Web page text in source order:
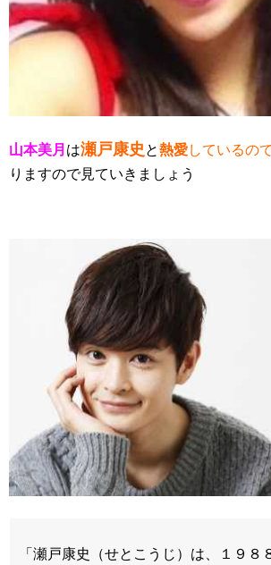
山本美月 は瀬戸康史 と熱愛しているの
りますので見ていきましょう
「瀬戸康史（せとこうじ）は、１９８